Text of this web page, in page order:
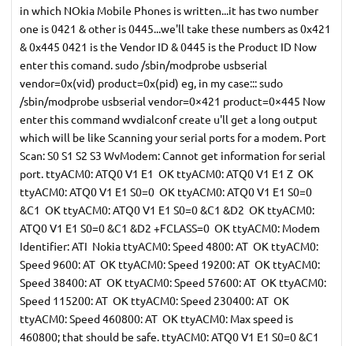
in which NOkia Mobile Phones is written...it has two number
one is 0421 & other is 0445...we'll take these numbers as 0x421
& 0x445 0421 is the Vendor ID & 0445 is the Product ID Now
enter this comand. sudo /sbin/modprobe usbserial
vendor=0x(vid) product=0x(pid) eg, in my case::: sudo
/sbin/modprobe usbserial vendor=0×421 product=0×445 Now
enter this command wvdialconf create u'll get a long output
which will be like Scanning your serial ports for a modem. Port
Scan: S0 S1 S2 S3 WvModem: Cannot get information for serial
port. ttyACM0: ATQ0 V1 E1  OK ttyACM0: ATQ0 V1 E1 Z  OK
ttyACM0: ATQ0 V1 E1 S0=0  OK ttyACM0: ATQ0 V1 E1 S0=0
&C1  OK ttyACM0: ATQ0 V1 E1 S0=0 &C1 &D2  OK ttyACM0:
ATQ0 V1 E1 S0=0 &C1 &D2 +FCLASS=0  OK ttyACM0: Modem
Identifier: ATI  Nokia ttyACM0: Speed 4800: AT  OK ttyACM0:
Speed 9600: AT  OK ttyACM0: Speed 19200: AT  OK ttyACM0:
Speed 38400: AT  OK ttyACM0: Speed 57600: AT  OK ttyACM0:
Speed 115200: AT  OK ttyACM0: Speed 230400: AT  OK
ttyACM0: Speed 460800: AT  OK ttyACM0: Max speed is
460800; that should be safe. ttyACM0: ATQ0 V1 E1 S0=0 &C1